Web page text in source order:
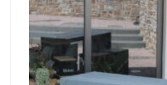
productpagina